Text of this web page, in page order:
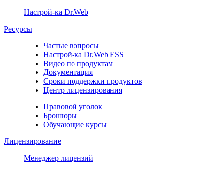
Настрой-ка Dr.Web
Ресурсы
Частые вопросы
Настрой-ка Dr.Web ESS
Видео по продуктам
Документация
Сроки поддержки продуктов
Центр лицензирования
Правовой уголок
Брошюры
Обучающие курсы
Лицензирование
Менеджер лицензий